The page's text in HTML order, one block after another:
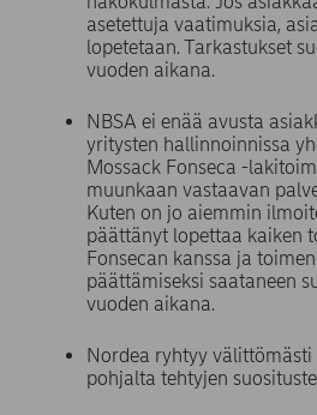
asetettuja vaatimuksia,
lopetetaan. Tarkastukset
vuoden aikana.
NBSA ei enää avusta
yritysten hallinnoinnissa
Mossack Fonseca -
muunkaan vastaavan
Kuten on jo aiemmin
päättänyt lopettaa kaiken
Fonsecan kanssa ja
päättämiseksi saataneen
vuoden aikana.
Nordea ryhtyy välittömästi
pohjalta tehtyjen